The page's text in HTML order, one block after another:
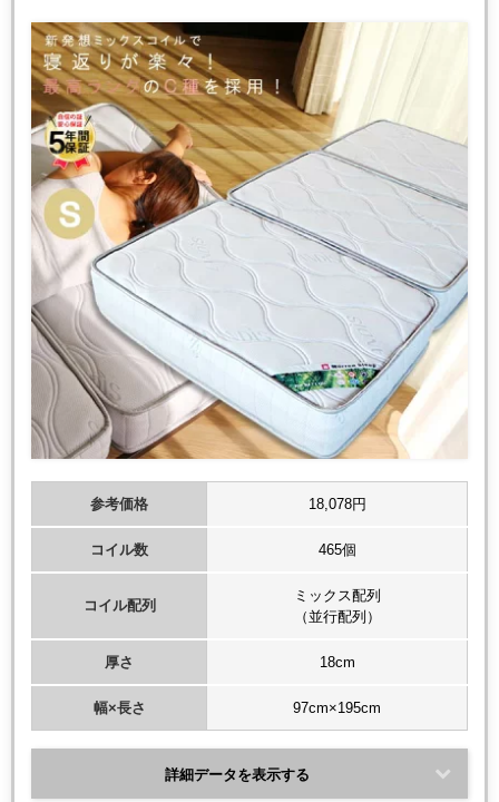
参考価格 18,078円
コイル数 465個
コイル配列
ミックス配列
（並行配列）
厚さ 18cm
幅×長さ 97cm×195cm
詳細データを表示する